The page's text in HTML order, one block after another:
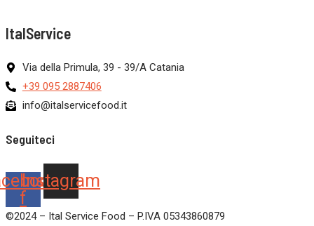
ItalService
Via della Primula, 39 - 39/A Catania
+39 095 2887406
info@italservicefood.it
Seguiteci
f
Instagram
©2024 – Ital Service Food – P.IVA 05343860879